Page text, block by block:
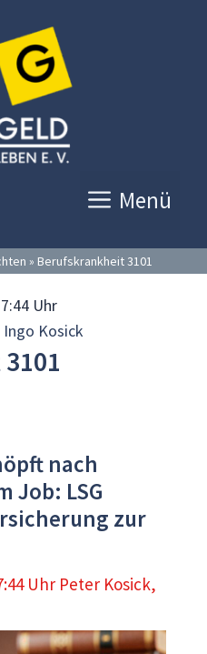
Menü
» Berufskrankheit 3101
Uhr
Ingo Kosick
nach
Job: LSG
zur
Uhr Peter Kosick,